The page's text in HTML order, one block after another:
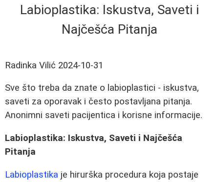
Labioplastika: Iskustva, Saveti i
Najčešća Pitanja
Radinka Vilić 2024-10-31
Sve što treba da znate o labioplastici - iskustva,
saveti za oporavak i često postavljana pitanja.
Anonimni saveti pacijentica i korisne informacije.
Labioplastika: Iskustva, Saveti i Najčešća
Pitanja
Labioplastika je hirurška procedura koja postaje